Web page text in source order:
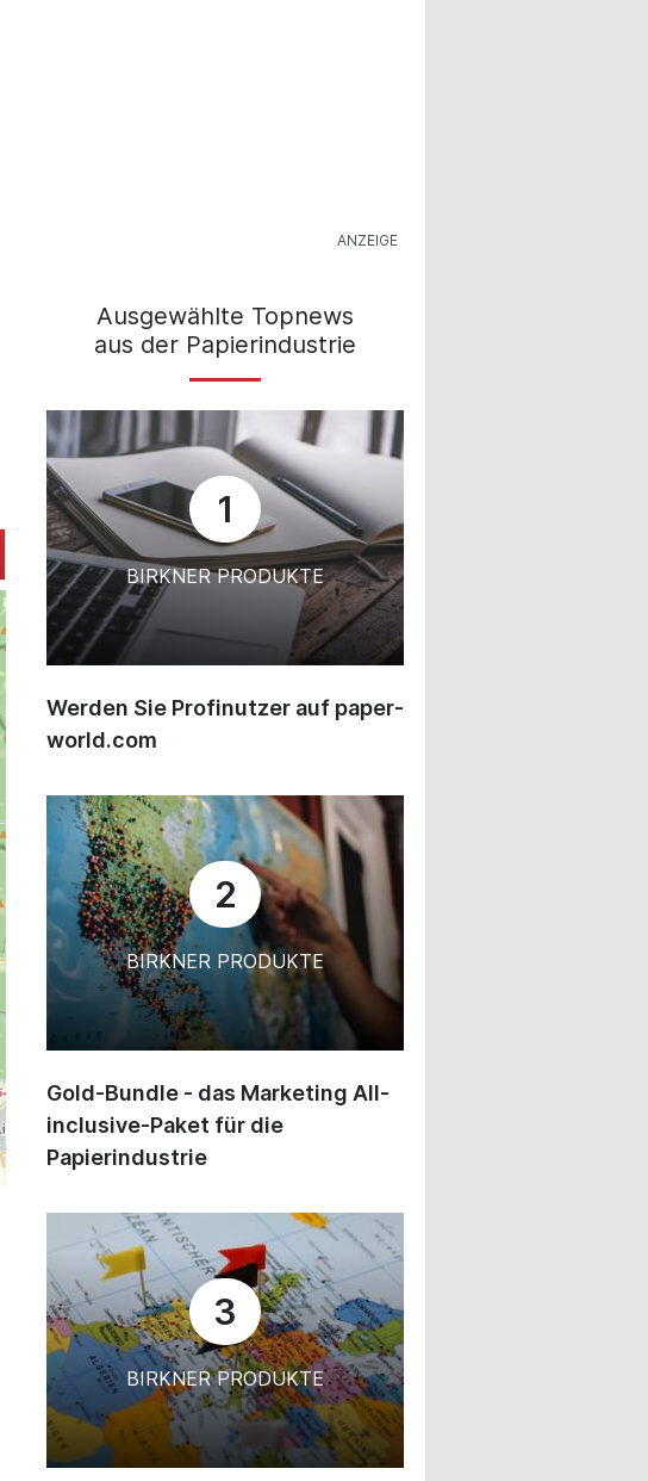
Ausgewählte Topnews
aus der Papierindustrie
1
BIRKNER PRODUKTE
Werden Sie Profinutzer auf paper-
world.com
2
BIRKNER PRODUKTE
Gold-Bundle - das Marketing All-
inclusive-Paket für die
Papierindustrie
3
BIRKNER PRODUKTE